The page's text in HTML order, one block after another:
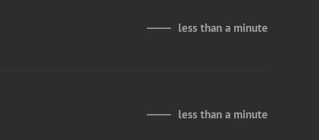
less than a minute
less than a minute